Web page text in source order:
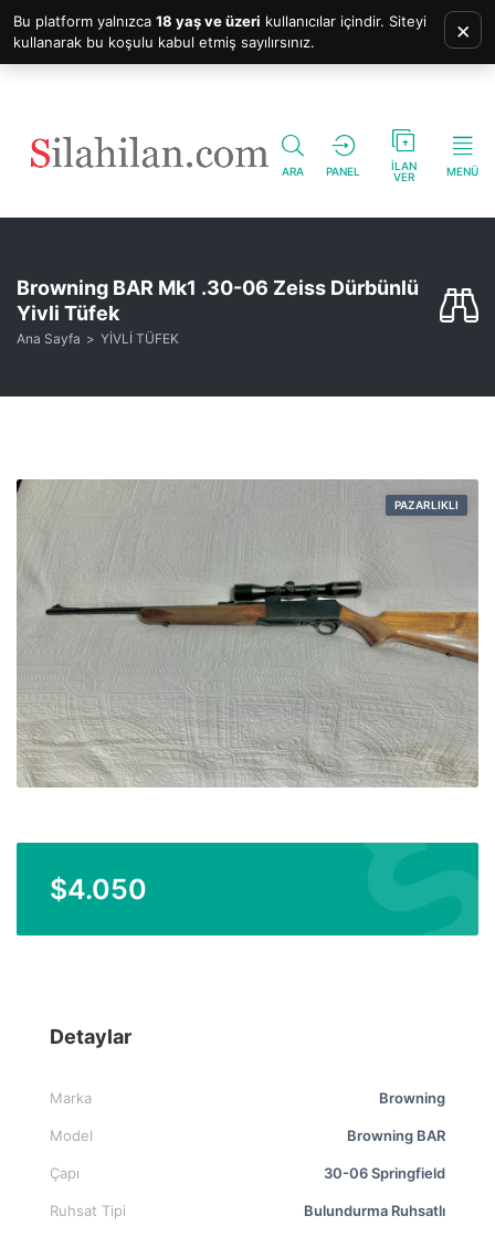
ARA PANEL
İLAN
VER
MENÜ
Browning BAR Mk1 .30-06 Zeiss Dürbünlü
Yivli Tüfek
Ana Sayfa YİVLİ TÜFEK
PAZARLIKLI
$4.050
Detaylar
Marka Browning
Model Browning BAR
Çapı 30-06 Springfield
Ruhsat Tipi Bulundurma Ruhsatlı
Bu platform yalnızca 18 yaş ve üzeri kullanıcılar içindir. Siteyi
kullanarak bu koşulu kabul etmiş sayılırsınız.
×